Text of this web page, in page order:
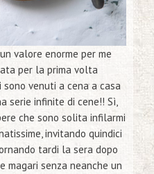
valore enorme per me
per la prima volta
sono venuti a cena a casa
serie infinite di cene!! Sì,
che sono solita infilarmi
invitando quindici
tardi la sera dopo
magari senza neanche un